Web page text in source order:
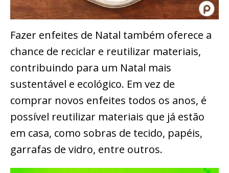
Fazer enfeites de Natal também oferece a
chance de reciclar e reutilizar materiais,
contribuindo para um Natal mais
sustentável e ecológico. Em vez de
comprar novos enfeites todos os anos, é
possível reutilizar materiais que já estão
em casa, como sobras de tecido, papéis,
garrafas de vidro, entre outros.